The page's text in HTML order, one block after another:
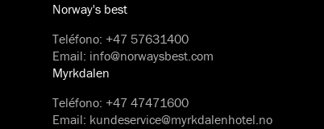
Norway's best
Teléfono: +47 57631400
Email: info@norwaysbest.com
Myrkdalen
Teléfono: +47 47471600
Email: kundeservice@myrkdalenhotel.no